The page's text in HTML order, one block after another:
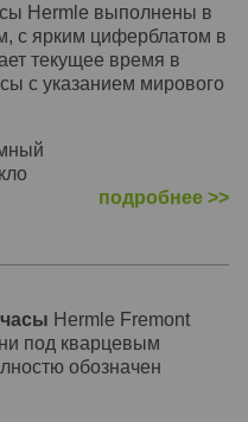
Hermle выполнены в
с ярким циферблатом в
текущее время в
с указанием мирового
подробнее >>
Hermle Fremont
под кварцевым
обозначен